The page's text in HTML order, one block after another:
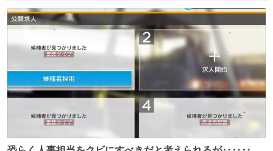
ト
数
数